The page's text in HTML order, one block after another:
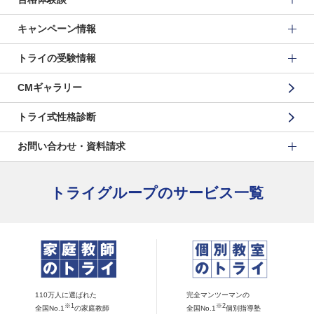
キャンペーン情報
トライの受験情報
CMギャラリー
トライ式性格診断
お問い合わせ・資料請求
トライグループのサービス一覧
110万人に選ばれた
全国No.1 ※1 の家庭教師
完全マンツーマンの
全国No.1 ※2個別指導塾